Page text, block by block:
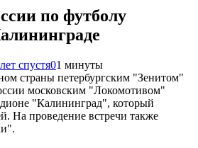
по футболу
спустя01 минуты
страны петербургским "Зенитом"
московским "Локомотивом"
"Калининград", который
На проведение встречи также